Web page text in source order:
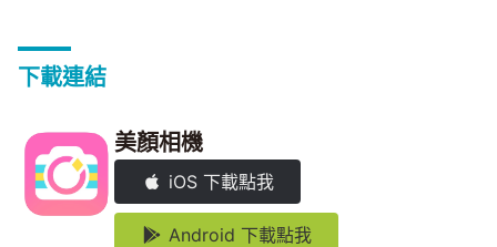
下載連結
美顏相機
iOS 下載點我
Android 下載點我